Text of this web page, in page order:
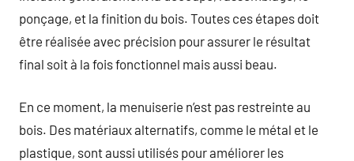
ponçage, et la finition du bois. Toutes ces étapes doit
être réalisée avec précision pour assurer le résultat
final soit à la fois fonctionnel mais aussi beau.
En ce moment, la menuiserie n’est pas restreinte au
bois. Des matériaux alternatifs, comme le métal et le
plastique, sont aussi utilisés pour améliorer les